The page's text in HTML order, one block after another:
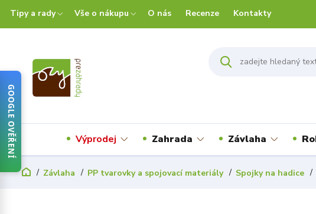
Tipy a rady Vše o nákupu O nás Recenze Kontakty
Výprodej Zahrada Závlaha
Závlaha PP tvarovky a spojovací materiály Spojky na hadice
GOOGLE OVĚŘENÍ